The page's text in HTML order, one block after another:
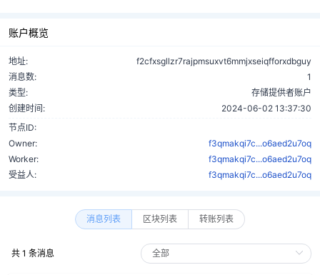
账户概览
地址:
f2cfxsgllzr7rajpmsuxvt6mmjxseiqfforxdbguy
消息数:
1
类型:
存储提供者账户
创建时间:
2024-06-02 13:37:30
节点ID:
Owner:
f3qmakqi7c...o6aed2u7oq
Worker:
f3qmakqi7c...o6aed2u7oq
受益人:
f3qmakqi7c...o6aed2u7oq
消息列表 区块列表 转账列表
共 1 条消息